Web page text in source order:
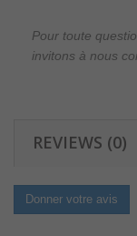
Pour toute
invitons à nous
REVIEWS (0)
Donner votre avis